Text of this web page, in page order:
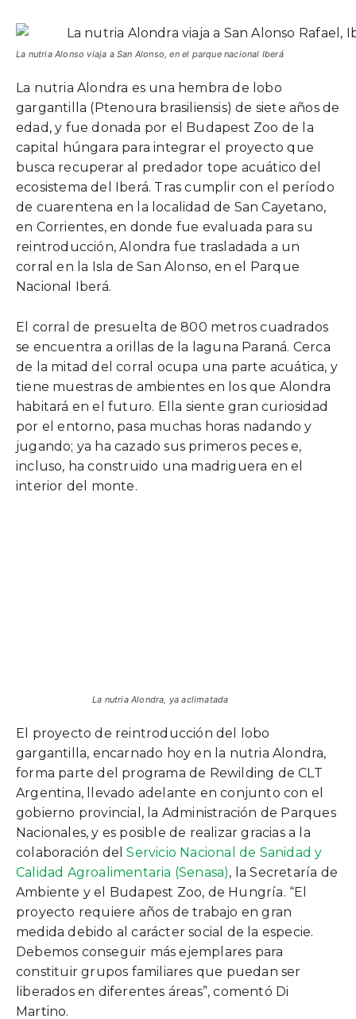
La nutria Alonso viaja a San Alonso, en el parque nacional Iberá
La nutria Alondra es una hembra de lobo
gargantilla (Ptenoura brasiliensis) de siete años de
edad, y fue donada por el Budapest Zoo de la
capital húngara para integrar el proyecto que
busca recuperar al predador tope acuático del
ecosistema del Iberá. Tras cumplir con el período
de cuarentena en la localidad de San Cayetano,
en Corrientes, en donde fue evaluada para su
reintroducción, Alondra fue trasladada a un
corral en la Isla de San Alonso, en el Parque
Nacional Iberá.
El corral de presuelta de 800 metros cuadrados
se encuentra a orillas de la laguna Paraná. Cerca
de la mitad del corral ocupa una parte acuática, y
tiene muestras de ambientes en los que Alondra
habitará en el futuro. Ella siente gran curiosidad
por el entorno, pasa muchas horas nadando y
jugando; ya ha cazado sus primeros peces e,
incluso, ha construido una madriguera en el
interior del monte.
La nutria Alondra, ya aclimatada
El proyecto de reintroducción del lobo
gargantilla, encarnado hoy en la nutria Alondra,
forma parte del programa de Rewilding de CLT
Argentina, llevado adelante en conjunto con el
gobierno provincial, la Administración de Parques
Nacionales, y es posible de realizar gracias a la
colaboración delServicio Nacional de Sanidad y
Calidad Agroalimentaria (Senasa), la Secretaría de
Ambiente y el Budapest Zoo, de Hungría. “El
proyecto requiere años de trabajo en gran
medida debido al carácter social de la especie.
Debemos conseguir más ejemplares para
constituir grupos familiares que puedan ser
liberados en diferentes áreas”, comentó Di
Martino.